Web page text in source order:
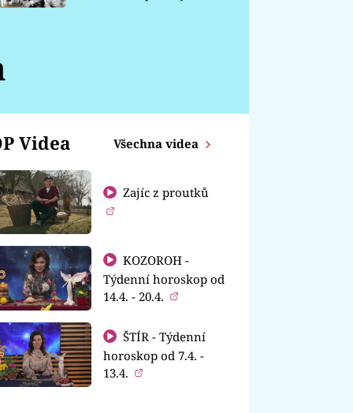
Videa Všechna videa
Zajíc z proutků
KOZOROH -
Týdenní horoskop od
14.4. - 20.4.
ŠTÍR - Týdenní
horoskop od 7.4. -
13.4.